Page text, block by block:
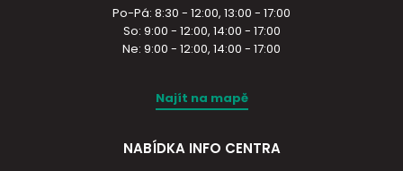
Po-Pá: 8:30 - 12:00, 13:00 - 17:00
So: 9:00 - 12:00, 14:00 - 17:00
Ne: 9:00 - 12:00, 14:00 - 17:00
Najít na mapě
NABÍDKA INFO CENTRA